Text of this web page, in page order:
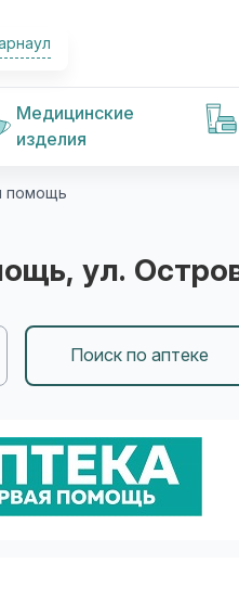
Медицинские
изделия
помощь
, ул.
Поиск по аптеке